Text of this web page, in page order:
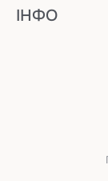
ІНФО